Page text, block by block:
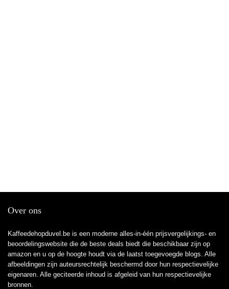
Over ons
Kaffeedehopduvel.be is een moderne alles-in-één prijsvergelijkings- en
beoordelingswebsite die de beste deals biedt die beschikbaar zijn op
amazon en u op de hoogte houdt via de laatst toegevoegde blogs. Alle
afbeeldingen zijn auteursrechtelijk beschermd door hun respectievelijke
eigenaren. Alle geciteerde inhoud is afgeleid van hun respectievelijke
bronnen.